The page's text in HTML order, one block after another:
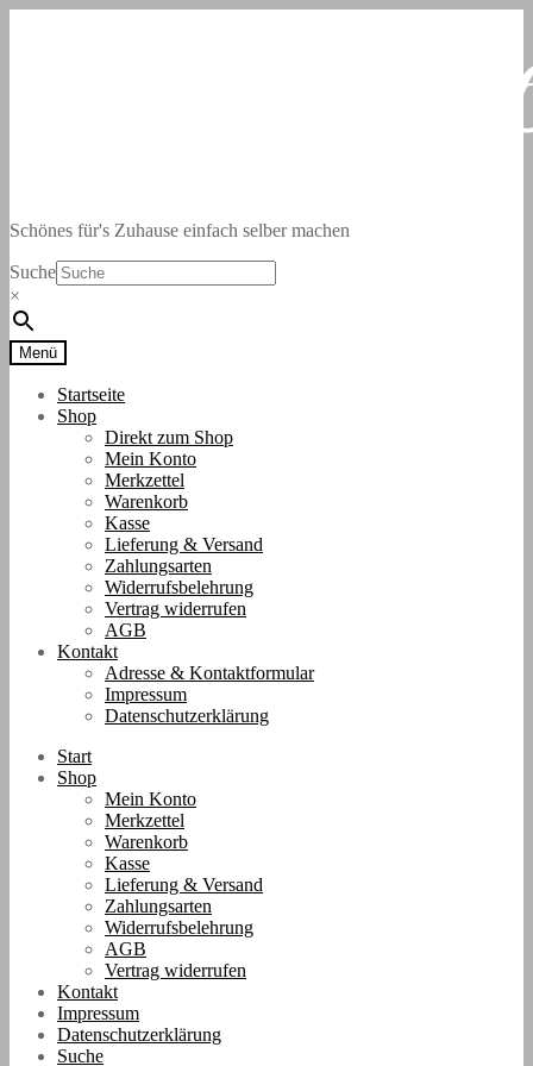
Schönes für's Zuhause einfach selber machen
Suche
×
Menü
Startseite
Shop
Direkt zum Shop
Mein Konto
Merkzettel
Warenkorb
Kasse
Lieferung & Versand
Zahlungsarten
Widerrufsbelehrung
Vertrag widerrufen
AGB
Kontakt
Adresse & Kontaktformular
Impressum
Datenschutzerklärung
Start
Shop
Mein Konto
Merkzettel
Warenkorb
Kasse
Lieferung & Versand
Zahlungsarten
Widerrufsbelehrung
AGB
Vertrag widerrufen
Kontakt
Impressum
Datenschutzerklärung
Suche